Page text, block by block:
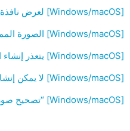
[Windows/macOS] لعرض نافذة المسح الضوئي لـ ScanSnap Home
[Windows/macOS] الصورة الممسوحة ضوئيًا ضبابية/لون الصورة الممسوحة ضوئيًا باهت
[Windows/macOS] يتعذر إنشاء الصورة الممسوحة ضوئيًا باللون الأسود والأبيض
[Windows/macOS] لا يمكن إنشاء الصورة الممسوحة ضوئيًا وفقًا للإعدادات التي عيّنتَها في إعدادات المسح الضوئي
[Windows/macOS] “تصحيح صورة الكتاب” لا تعمل بشكل صحيح/لم تُكتشف الأصابع بشكل صحيح